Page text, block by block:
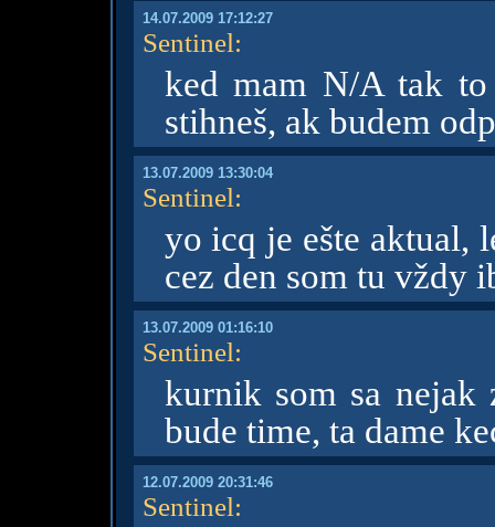
14.07.2009 17:12:27
Sentinel:
ked mam N/A tak
stihneš, ak budem
13.07.2009 13:30:04
Sentinel:
yo icq je ešte aktual,
cez den som tu vždy
13.07.2009 01:16:10
Sentinel:
kurnik som sa
bude time, ta dame
12.07.2009 20:31:46
Sentinel: